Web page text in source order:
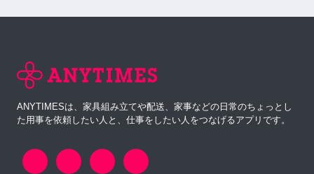
ANYTIMESは、家具組み立てや配送、家事などの日常のちょっとし
た用事を依頼したい人と、仕事をしたい人をつなげるアプリです。